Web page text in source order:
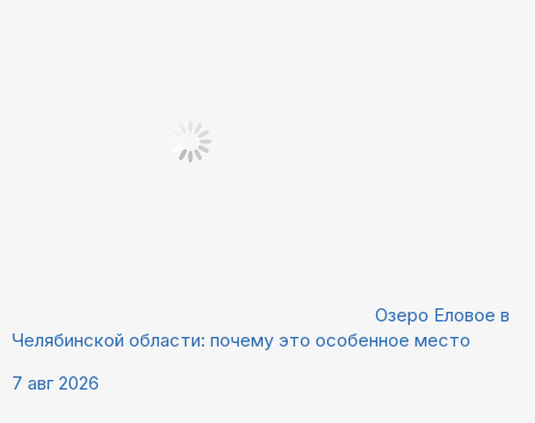
Озеро Еловое в
Челябинской области: почему это особенное место
7 авг 2026